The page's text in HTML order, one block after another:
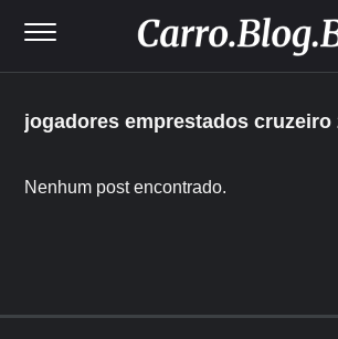
jogadores emprestados cruzeiro
Nenhum post encontrado.